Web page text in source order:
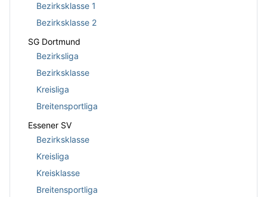
Bezirksklasse 1
Bezirksklasse 2
SG Dortmund
Bezirksliga
Bezirksklasse
Kreisliga
Breitensportliga
Essener SV
Bezirksklasse
Kreisliga
Kreisklasse
Breitensportliga